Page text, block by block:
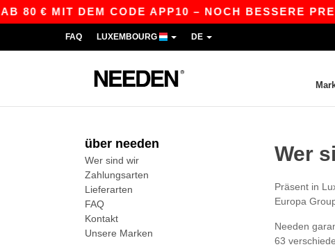
80 € MIT DEM CODE APP10 – NOCH BESSERE
FAQ LUXEMBOURG DE
Wer
Präsent in
Europa
Needen
63
über needen
Wer sind wir
Zahlungsarten
Lieferarten
FAQ
Kontakt
Unsere Marken